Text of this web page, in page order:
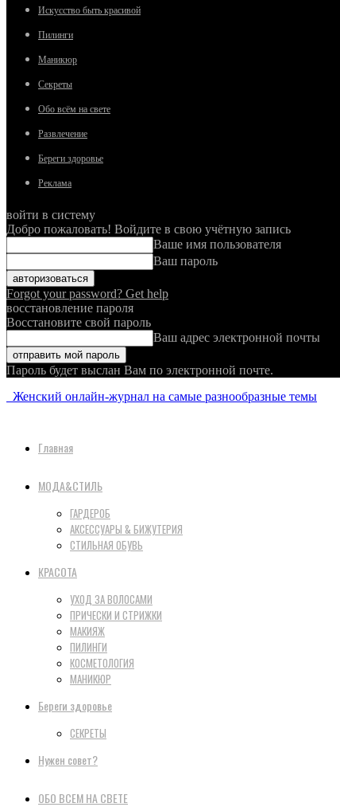
Искусство быть красивой
Пилинги
Маникюр
Секреты
Обо всём на свете
Развлечение
Береги здоровье
Реклама
войти в систему
Добро пожаловать! Войдите в свою учётную запись
Ваше имя пользователя
Ваш пароль
Forgot your password? Get help
восстановление пароля
Восстановите свой пароль
Ваш адрес электронной почты
Пароль будет выслан Вам по электронной почте.
Женский онлайн-журнал на самые разнообразные темы
Главная
МОДА&СТИЛЬ
ГАРДЕРОБ
АКСЕССУАРЫ & БИЖУТЕРИЯ
СТИЛЬНАЯ ОБУВЬ
КРАСОТА
УХОД ЗА ВОЛОСАМИ
ПРИЧЕСКИ И СТРИЖКИ
МАКИЯЖ
ПИЛИНГИ
КОСМЕТОЛОГИЯ
МАНИКЮР
Береги здоровье
СЕКРЕТЫ
Нужен совет?
ОБО ВСЕМ НА СВЕТЕ